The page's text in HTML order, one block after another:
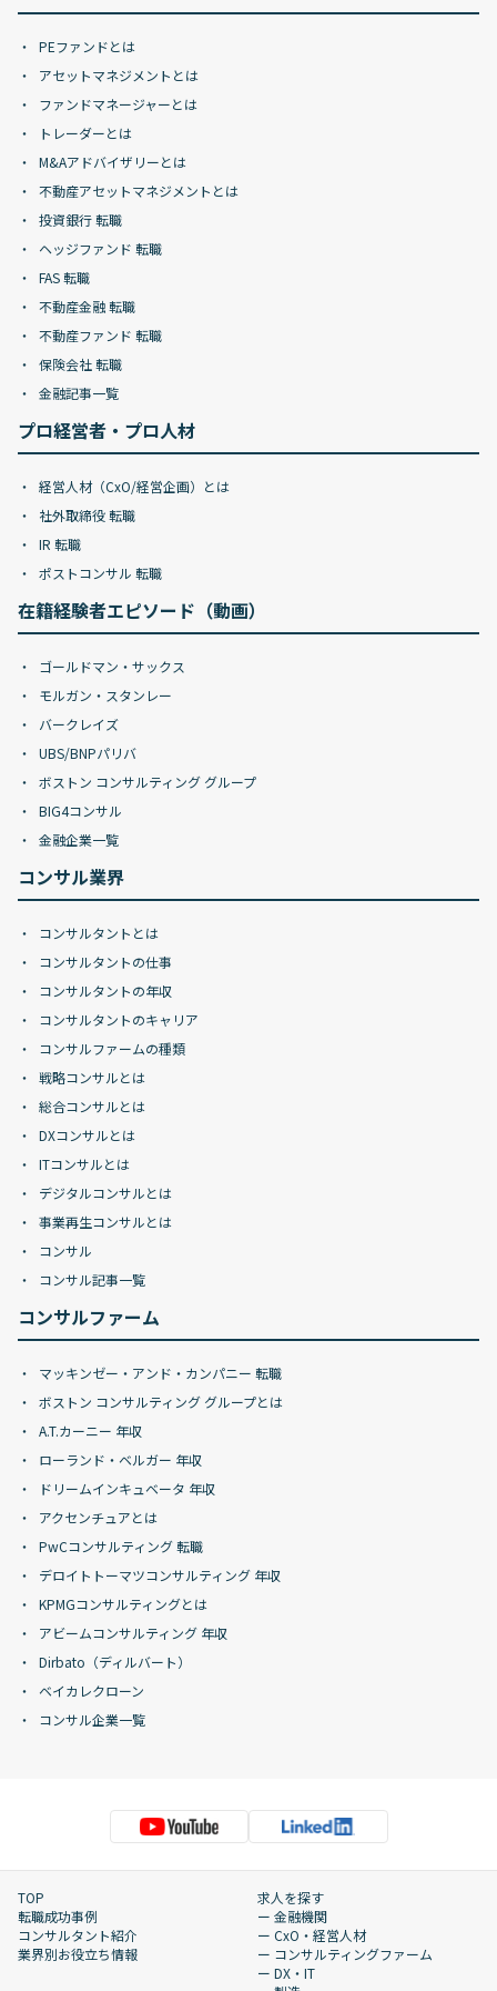
PEファンドとは
アセットマネジメントとは
ファンドマネージャーとは
トレーダーとは
M&Aアドバイザリーとは
不動産アセットマネジメントとは
投資銀行 転職
ヘッジファンド 転職
FAS 転職
不動産金融 転職
不動産ファンド 転職
保険会社 転職
金融記事一覧
プロ経営者・プロ人材
経営人材（CxO/経営企画）とは
社外取締役 転職
IR 転職
ポストコンサル 転職
在籍経験者エピソード（動画）
ゴールドマン・サックス
モルガン・スタンレー
バークレイズ
UBS/BNPパリバ
ボストン コンサルティング グループ
BIG4コンサル
金融企業一覧
コンサル業界
コンサルタントとは
コンサルタントの仕事
コンサルタントの年収
コンサルタントのキャリア
コンサルファームの種類
戦略コンサルとは
総合コンサルとは
DXコンサルとは
ITコンサルとは
デジタルコンサルとは
事業再生コンサルとは
コンサル
コンサル記事一覧
コンサルファーム
マッキンゼー・アンド・カンパニー 転職
ボストン コンサルティング グループとは
A.T.カーニー 年収
ローランド・ベルガー 年収
ドリームインキュベータ 年収
アクセンチュアとは
PwCコンサルティング 転職
デロイトトーマツコンサルティング 年収
KPMGコンサルティングとは
アビームコンサルティング 年収
Dirbato（ディルバート）
ベイカレクローン
コンサル企業一覧
TOP
転職成功事例
コンサルタント紹介
業界別お役立ち情報
求人を探す
ー 金融機関
ー CxO・経営人材
ー コンサルティングファーム
ー DX・IT